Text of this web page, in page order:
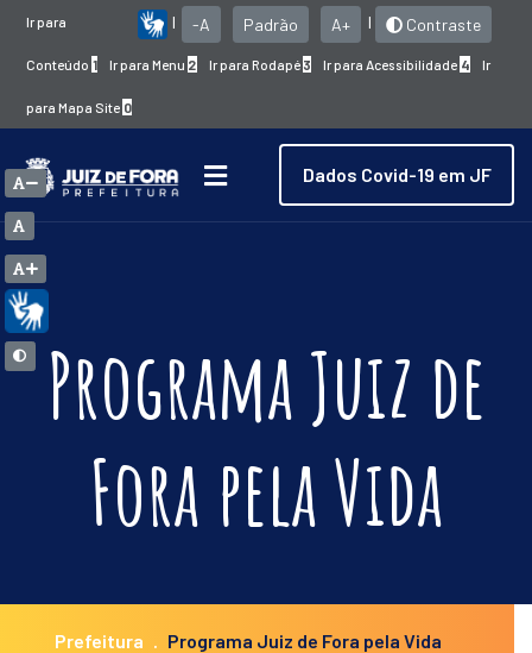
Contraste
| -A Padrão A+ |
Ir para
Conteúdo 1 Ir para Menu 2 Ir para Rodapé3 Ir para Acessibilidade 4 Ir
para Mapa Site 0
Dados Covid-19 em JF
Programa Juiz de
Fora pela Vida
Prefeitura Programa Juiz de Fora pela Vida